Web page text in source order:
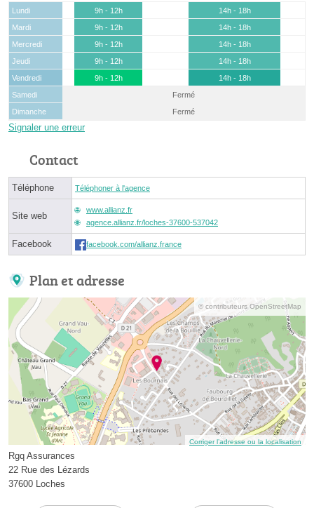
Lundi 9h - 12h
14h - 18h
Mardi
9h - 12h
14h - 18h
Mercredi
9h - 12h
14h - 18h
Jeudi
9h - 12h
14h - 18h
Vendredi
9h - 12h
14h - 18h
Samedi
Fermé
Dimanche
Fermé
Signaler une erreur
Contact
Téléphone Téléphoner à l'agence
Site web
www.allianz.fr
agence.allianz.fr/loches-37600-537042
Facebook facebook.com/allianz.france
Plan et adresse
© contributeurs OpenStreetMap
Corriger l’adresse ou la localisation
Rgq Assurances
22 Rue des Lézards
37600 Loches